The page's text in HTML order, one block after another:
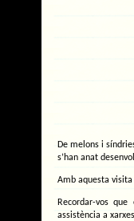
De melons i
s’han anat
Amb aquesta
Recordar-vos
assistència a